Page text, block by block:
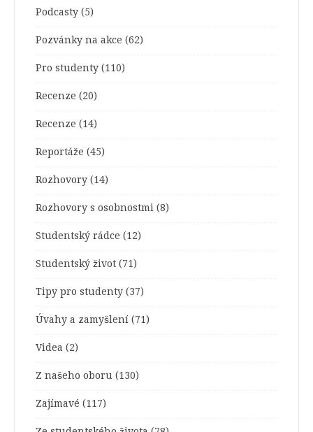
Podcasty (5)
Pozvánky na akce (62)
Pro studenty (110)
Recenze (20)
Recenze (14)
Reportáže (45)
Rozhovory (14)
Rozhovory s osobnostmi (8)
Studentský rádce (12)
Studentský život (71)
Tipy pro studenty (37)
Úvahy a zamyšlení (71)
Videa (2)
Z našeho oboru (130)
Zajímavé (117)